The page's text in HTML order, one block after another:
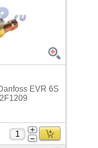
EVR 6S